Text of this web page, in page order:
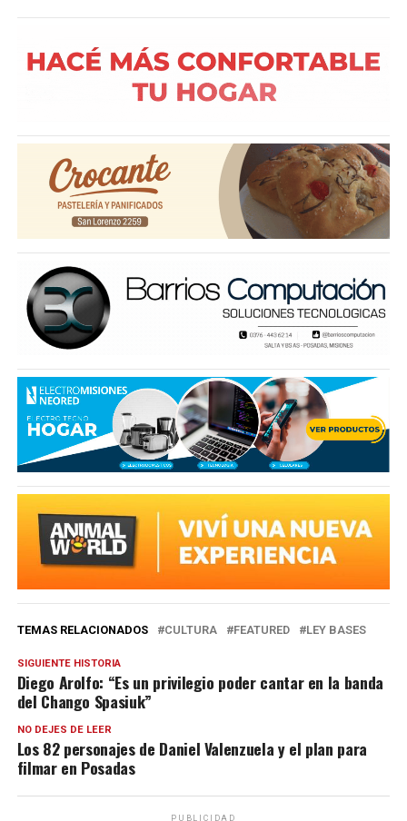
TEMAS RELACIONADOS CULTURA FEATURED LEY BASES
SIGUIENTE HISTORIA
Diego Arolfo: “Es un privilegio poder cantar en la banda
del Chango Spasiuk”
NO DEJES DE LEER
Los 82 personajes de Daniel Valenzuela y el plan para
filmar en Posadas
PUBLICIDAD